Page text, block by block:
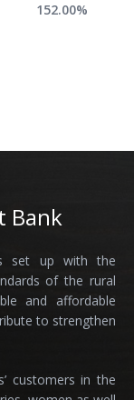
152.00%
Bank
set up with the
of the rural
and affordable
to strengthen
customers in the